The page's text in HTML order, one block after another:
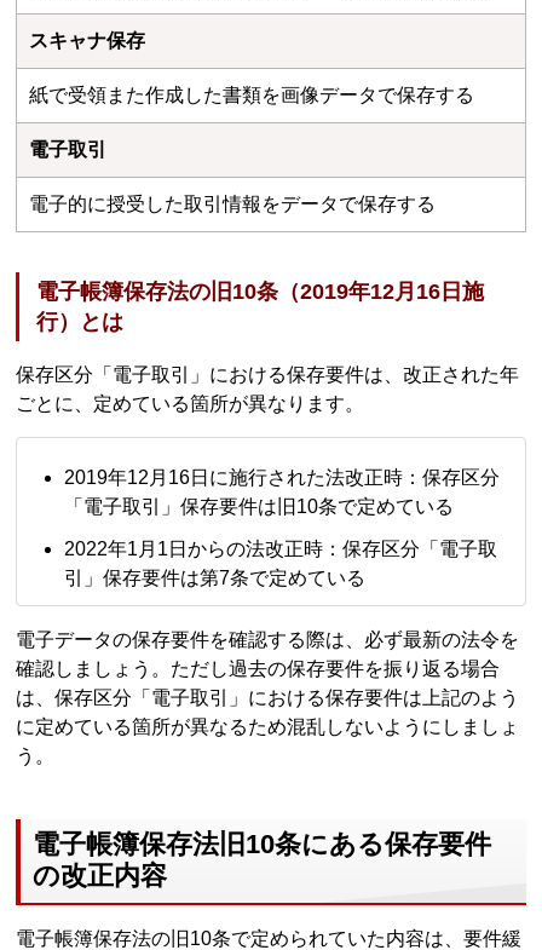
スキャナ保存
紙で受領また作成した書類を画像データで保存する
電子取引
電子的に授受した取引情報をデータで保存する
電子帳簿保存法の旧10条（2019年12月16日施
行）とは
保存区分「電子取引」における保存要件は、改正された年
ごとに、定めている箇所が異なります。
2019年12月16日に施行された法改正時：保存区分
「電子取引」保存要件は旧10条で定めている
2022年1月1日からの法改正時：保存区分「電子取
引」保存要件は第7条で定めている
電子データの保存要件を確認する際は、必ず最新の法令を
確認しましょう。ただし過去の保存要件を振り返る場合
は、保存区分「電子取引」における保存要件は上記のよう
に定めている箇所が異なるため混乱しないようにしましょ
う。
電子帳簿保存法旧10条にある保存要件
の改正内容
電子帳簿保存法の旧10条で定められていた内容は、要件緩